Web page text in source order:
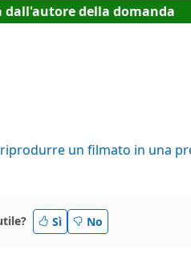
dall'autore della domanda
un filmato in una
Sì No